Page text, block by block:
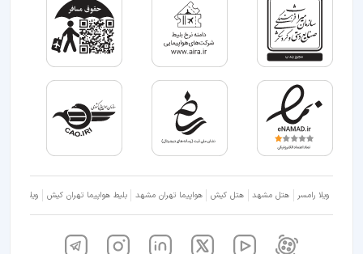
ویلا رامسر هتل مشهد هتل کیش هواپیما تهران مشهد بلیط هواپیما تهران کیش ویلا شمال